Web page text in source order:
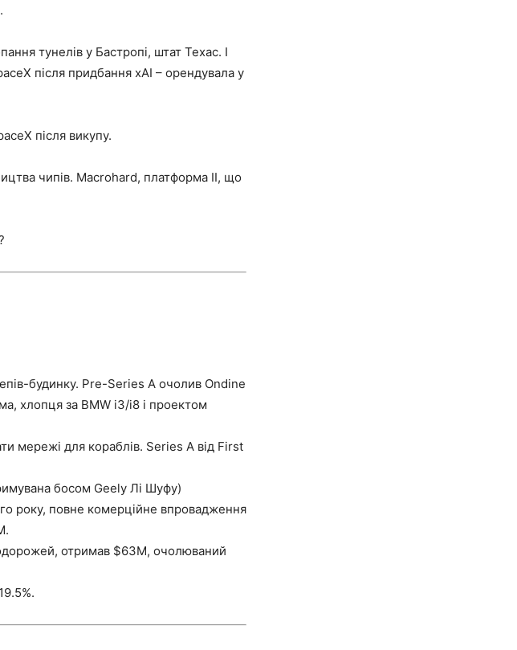
тунелів у Бастропі, штат Техас. І
після придбання xAI – орендувала у
після викупу.
чипів. Macrohard, платформа ІІ, що
будинку. Pre-Series A очолив Ondine
хлопця за BMW i3/i8 і проектом
мережі для кораблів. Series A від First
босом Geely Лі Шуфу)
року, повне комерційне впровадження
отримав $63M, очолюваний